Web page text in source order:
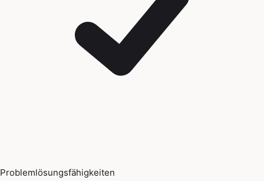
Problemlösungsfähigkeiten